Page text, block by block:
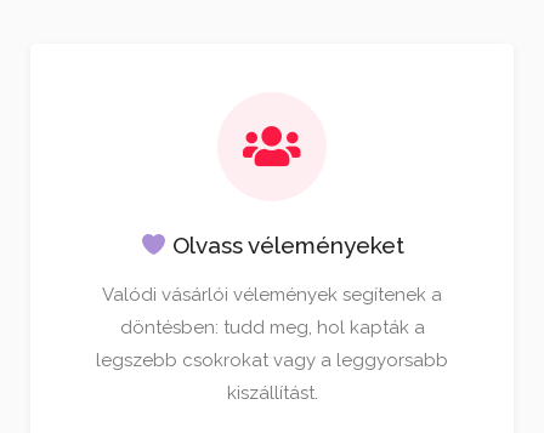
Olvass véleményeket
Valódi vásárlói vélemények segítenek a
döntésben: tudd meg, hol kapták a
legszebb csokrokat vagy a leggyorsabb
kiszállítást.